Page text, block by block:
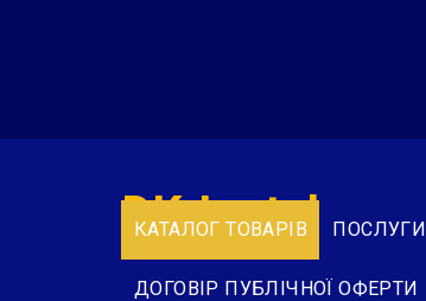
КАТАЛОГ ТОВАРІВ ПОСЛУГИ
ДОГОВІР ПУБЛІЧНОЇ ОФЕРТИ
DK-Instal